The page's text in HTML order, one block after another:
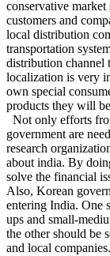
conservative
customers and
local distribution
transportation
distribution channel
localization is very
own special
products they will
Not only efforts
government are
research
about india. By
solve the financial
Also, Korean
entering India. One
ups and small-
the other should be
and local companies.